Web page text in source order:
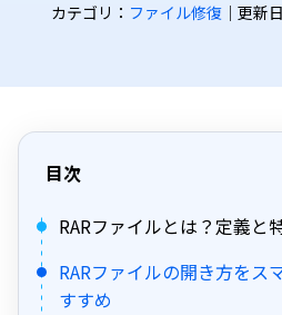
カテゴリ： ファイル修復｜更新
目次
RARファイルとは？定義と
RARファイルの開き方をス
すすめ